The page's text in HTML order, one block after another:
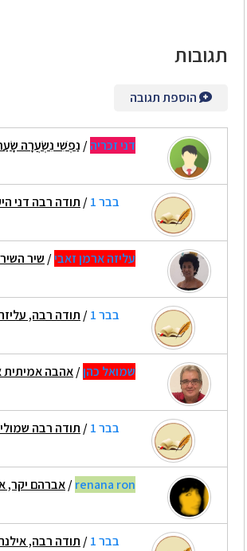
תגובות
הוספת תגובה
דני זכריה/נַפְשִׁי נִשְׂעֲרָה
בבר 1 /תודה רבה דני
עליזה ארמן זאבי/שיר
בבר 1 /תודה רבה,
שמואל כהן/אהבה אמיתית
בבר 1 /תודה רבה
renana ron
/אברהם יקר,
בבר 1 /תודה רבה,